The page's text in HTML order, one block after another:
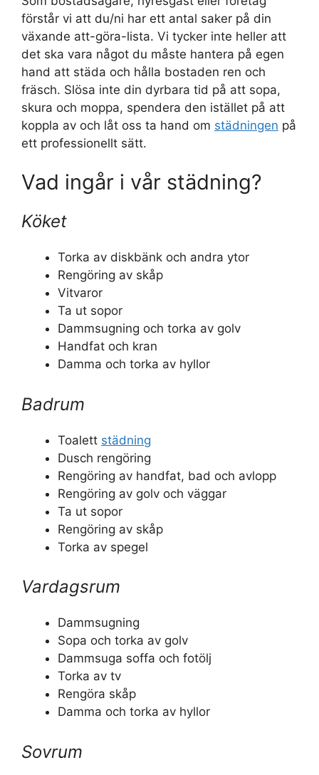
förstår vi att du/ni har ett antal saker på din
växande att-göra-lista. Vi tycker inte heller att
det ska vara något du måste hantera på egen
hand att städa och hålla bostaden ren och
fräsch. Slösa inte din dyrbara tid på att sopa,
skura och moppa, spendera den istället på att
koppla av och låt oss ta hand om städningen på
ett professionellt sätt.
Vad ingår i vår städning?
Köket
Torka av diskbänk och andra ytor
Rengöring av skåp
Vitvaror
Ta ut sopor
Dammsugning och torka av golv
Handfat och kran
Damma och torka av hyllor
Badrum
Toalett städning
Dusch rengöring
Rengöring av handfat, bad och avlopp
Rengöring av golv och väggar
Ta ut sopor
Rengöring av skåp
Torka av spegel
Vardagsrum
Dammsugning
Sopa och torka av golv
Dammsuga soffa och fotölj
Torka av tv
Rengöra skåp
Damma och torka av hyllor
Sovrum